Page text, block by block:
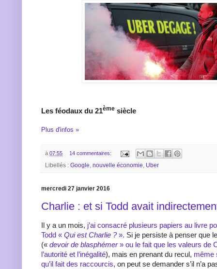
Les féodaux du 21ème siècle
Plus d'infos »
à 07:55 14 commentaires:
Libellés : Google, nouvelle économie, Uber
mercredi 27 janvier 2016
Charlie : et si Todd avait
Il y a un mois, j’ai consacré plusieurs papiers au livre
Todd « Qui est Charlie ?». Si je persiste à penser que
(« devoir de blasphémer» ou le fait que les valeurs de
l’autorité et l’inégalité), mais en prenant du recul, même
qu’il fait des raccourcis, on peut se demander s’il n’a